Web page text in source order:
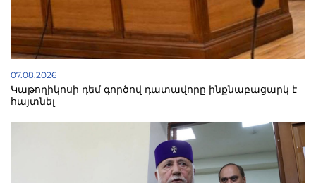
07.08.2026
Կաթողիկոսի դեմ գործով դատավորը ինքնաբացարկ է
հայտնել